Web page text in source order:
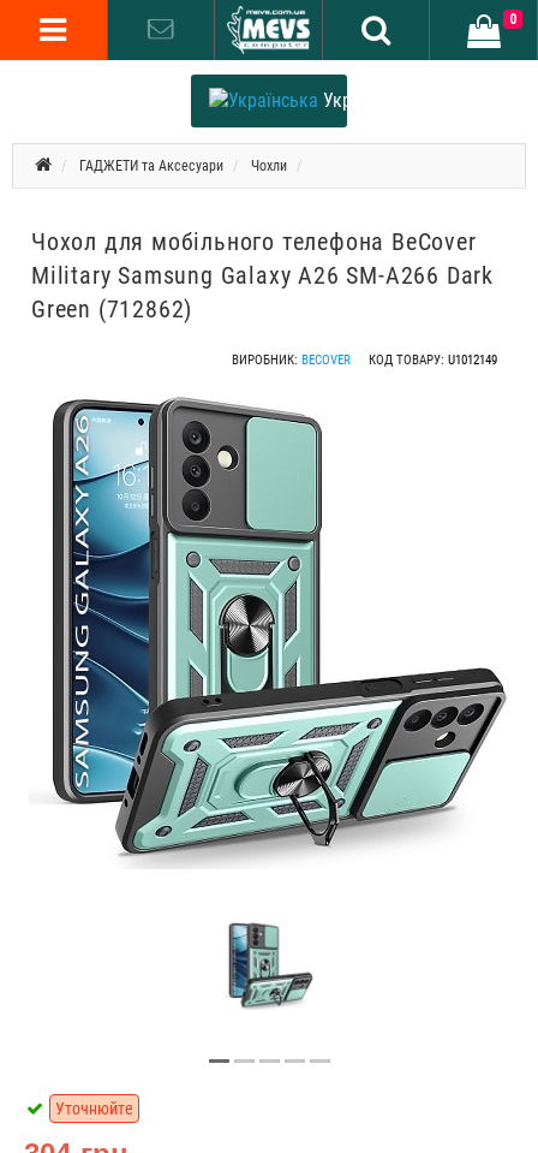
Українська
0
ГАДЖЕТИ та Аксесуари Чохли
Чохол для мобільного телефона BeCover
Military Samsung Galaxy A26 SM-A266 Dark
Green (712862)
ВИРОБНИК: BECOVER КОД ТОВАРУ: U1012149
Уточнюйте